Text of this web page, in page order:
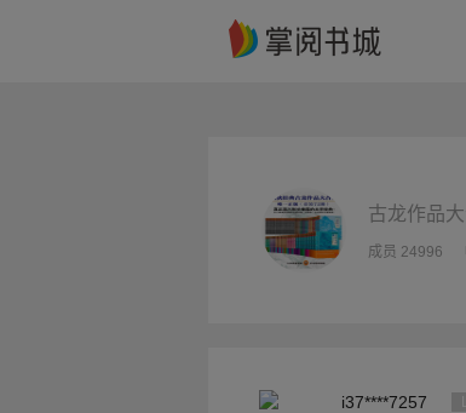
古龙作品
成员 24996
i37****7257